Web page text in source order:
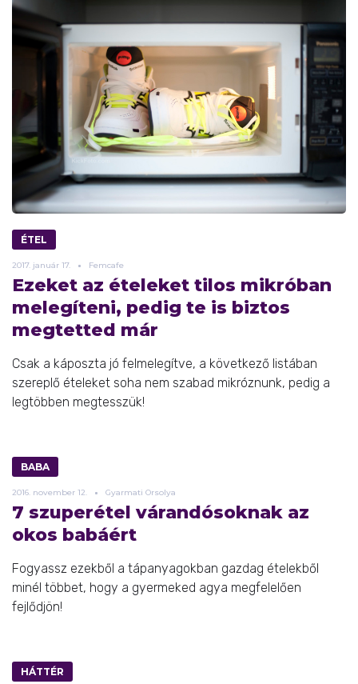
ÉTEL
2017. január 17. Femcafe
Ezeket az ételeket tilos mikróban
melegíteni, pedig te is biztos
megtetted már
Csak a káposzta jó felmelegítve, a következő listában
szereplő ételeket soha nem szabad mikróznunk, pedig a
legtöbben megtesszük!
BABA
2016. november 12. Gyarmati Orsolya
7 szuperétel várandósoknak az
okos babáért
Fogyassz ezekből a tápanyagokban gazdag ételekből
minél többet, hogy a gyermeked agya megfelelően
fejlődjön!
HÁTTÉR